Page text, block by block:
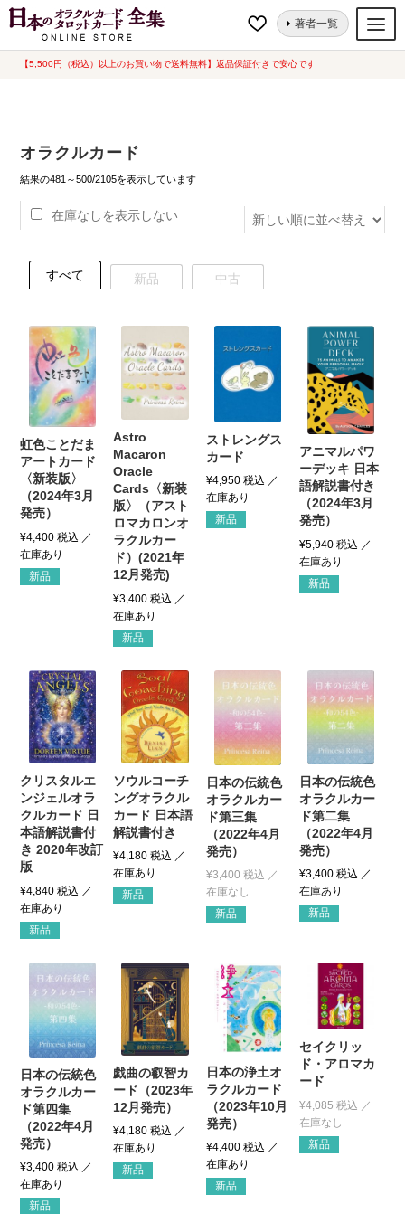
【5,500円（税込）以上のお買い物で送料無料】返品保証付きで安心です
ナ
コ
著者一覧
オラクルカード
ルノルマンカード
トランプ
セット
希少品
書籍
カード関連グッズ
ホーム オラクルカード ページ 25
オラクルカード
結果の481～500/2105を表示しています新
在庫なしを表示しない
すべて 新品 中古
虹色ことだま
アートカード
〈新装版〉
（2024年3月
発売）
¥4,400 税込
新品
Astro
Macaron
Oracle
Cards〈新装
版〉（アスト
ロマカロンオ
ラクルカー
ド）(2021年
12月発売)
¥3,400 税込
新品
ストレングス
カード
¥4,950 税込
新品
アニマルパワ
ーデッキ 日本
語解説書付き
（2024年3月
発売）
¥5,940税込
新品
クリスタルエ
ンジェルオラ
クルカード 日
本語解説書付
き 2020年改訂
版
¥4,840 税込
新品
ソウルコーチ
ングオラクル
カード 日本語
解説書付き
¥4,180 税込
新品
日本の伝統色
オラクルカー
ド第三集
（2022年4月
発売）
¥3,400 税込
新品
日本の伝統色
オラクルカー
ド第二集
（2022年4月
発売）
¥3,400税込
新品
日本の伝統色
オラクルカー
ド第四集
（2022年4月
発売）
¥3,400 税込
新品
戯曲の叡智カ
ード（2023年
12月発売）
¥4,180 税込
新品
日本の浄土オ
ラクルカード
（2023年10月
発売）
¥4,400 税込
新品
セイクリッ
ド・アロマカ
ード
¥4,085 税込
新品